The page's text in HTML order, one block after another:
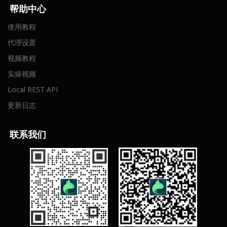
帮助中心
使用教程
代理设置
视频教程
实操视频
Local REST API
更新日志
联系我们